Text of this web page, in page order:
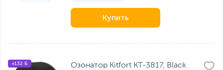
Купить
+132 Б Озонатор Kitfort KT-3817, Black